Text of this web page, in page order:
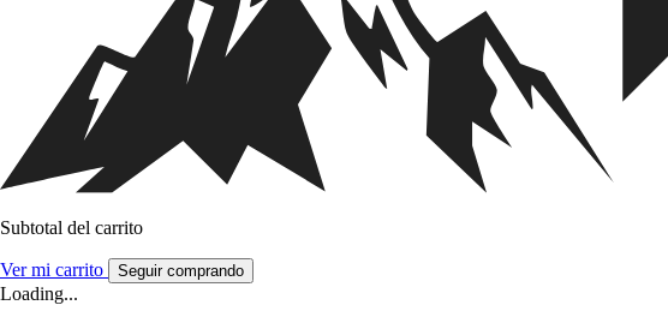
Subtotal del carrito
Ver mi carrito Seguir comprando
Loading...